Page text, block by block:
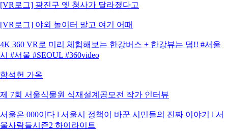
[VR로그] 광진구 옛 청사가 달라졌다고
[VR로그] 야외 놀이터 말고 여기 어때
4K 360 VR로 미리 체험해보는 한강버스 + 한강뷰는 덤!! #서울
시 #서울 #SEOUL #360video
함석헌 가옥
제 7회 서울식물원 식재설계공모전 작가 인터뷰
서울은 000이다 l 서울시 정책이 바꾼 시민들의 진짜 이야기 l 서
울사람들시즌2 하이라이트